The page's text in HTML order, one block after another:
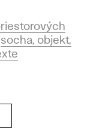
socha, objekt,